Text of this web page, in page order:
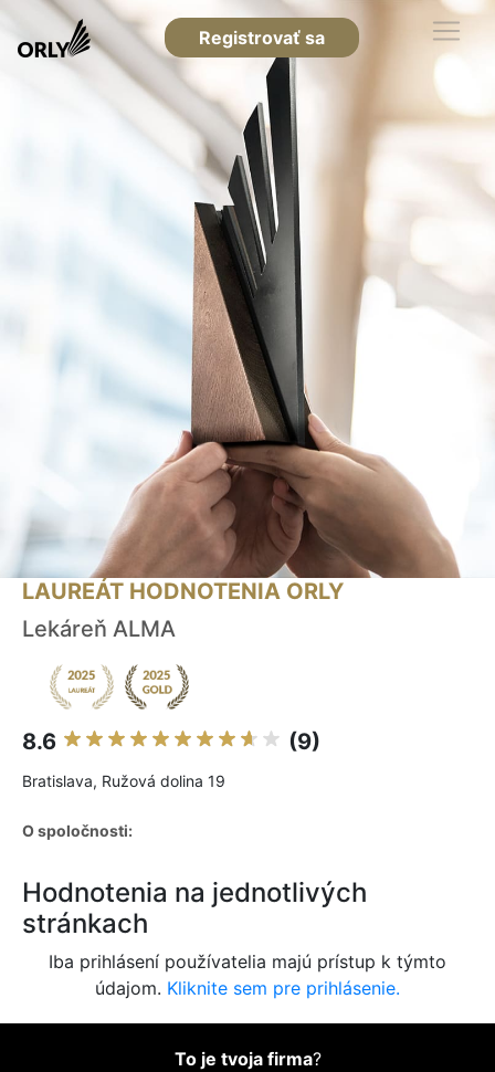
Registrovať sa
LAUREÁT HODNOTENIA ORLY
Lekáreň ALMA
8.6 (9)
Bratislava, Ružová dolina 19
O spoločnosti:
Hodnotenia na jednotlivých
stránkach
Iba prihlásení používatelia majú prístup k týmto
údajom. Kliknite sem pre prihlásenie.
To je tvoja firma?